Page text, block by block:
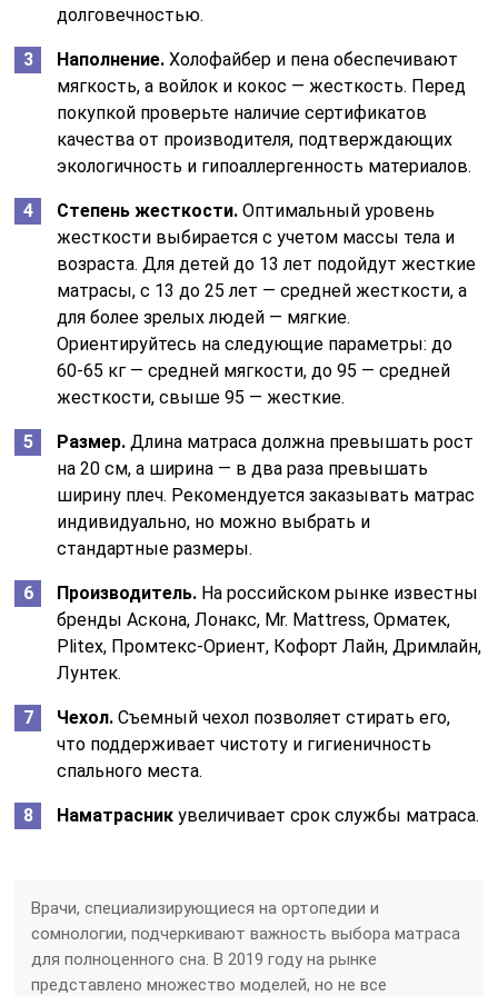
долговечностью.
Наполнение. Холофайбер и пена обеспечивают
мягкость, а войлок и кокос — жесткость. Перед
покупкой проверьте наличие сертификатов
качества от производителя, подтверждающих
экологичность и гипоаллергенность материалов.
Степень жесткости. Оптимальный уровень
жесткости выбирается с учетом массы тела и
возраста. Для детей до 13 лет подойдут жесткие
матрасы, с 13 до 25 лет — средней жесткости, а
для более зрелых людей — мягкие.
Ориентируйтесь на следующие параметры: до
60-65 кг — средней мягкости, до 95 — средней
жесткости, свыше 95 — жесткие.
Размер. Длина матраса должна превышать рост
на 20 см, а ширина — в два раза превышать
ширину плеч. Рекомендуется заказывать матрас
индивидуально, но можно выбрать и
стандартные размеры.
Производитель. На российском рынке известны
бренды Аскона, Лонакс, Mr. Mattress, Орматек,
Plitex, Промтекс-Ориент, Кофорт Лайн, Дримлайн,
Лунтек.
Чехол. Съемный чехол позволяет стирать его,
что поддерживает чистоту и гигиеничность
спального места.
Наматрасник увеличивает срок службы матраса.
Врачи, специализирующиеся на ортопедии и
сомнологии, подчеркивают важность выбора матраса
для полноценного сна. В 2019 году на рынке
представлено множество моделей, но не все